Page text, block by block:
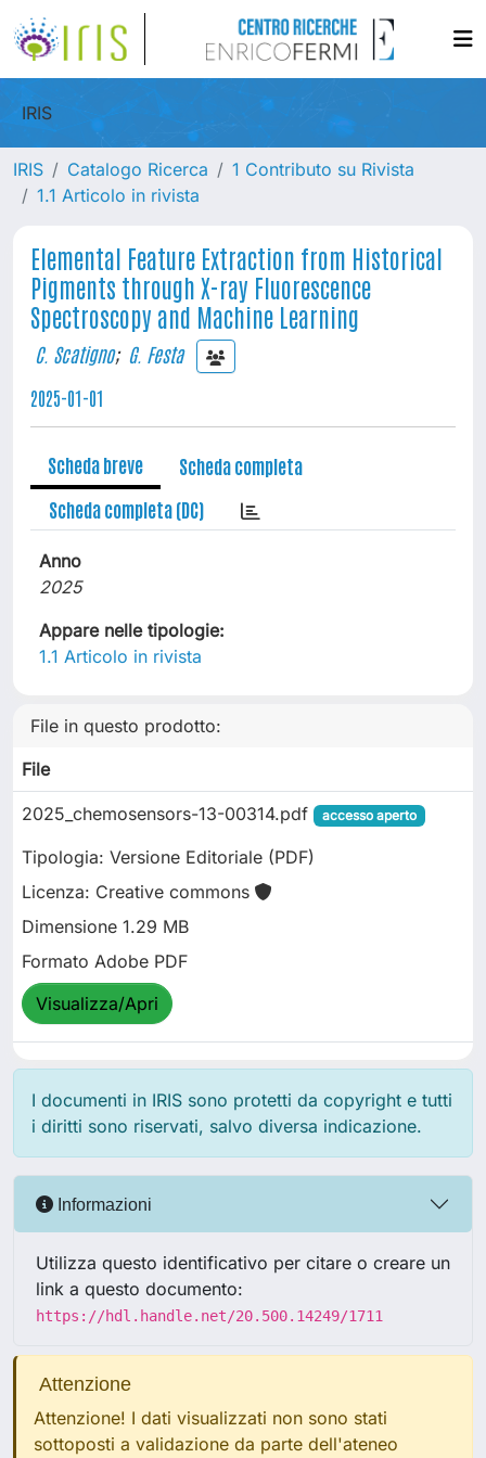
IRIS
IRIS Catalogo Ricerca
1 Contributo su Rivista
1.1 Articolo in rivista
Elemental Feature Extraction from Historical
Pigments through X-ray Fluorescence
Spectroscopy and Machine Learning
C. Scatigno; G. Festa
2025-01-01
Scheda breve
Scheda completa
Scheda completa (DC)
Anno
2025
Appare nelle tipologie:
1.1 Articolo in rivista
File in questo prodotto:
File
2025_chemosensors-13-00314.pdf accesso aperto
Tipologia: Versione Editoriale (PDF)
Licenza: Creative commons
Dimensione 1.29 MB
Formato Adobe PDF
Visualizza/Apri
I documenti in IRIS sono protetti da copyright e tutti
i diritti sono riservati, salvo diversa indicazione.
Informazioni
Utilizza questo identificativo per citare o creare un
link a questo documento:
https://hdl.handle.net/20.500.14249/1711
Attenzione
Attenzione! I dati visualizzati non sono stati
sottoposti a validazione da parte dell'ateneo